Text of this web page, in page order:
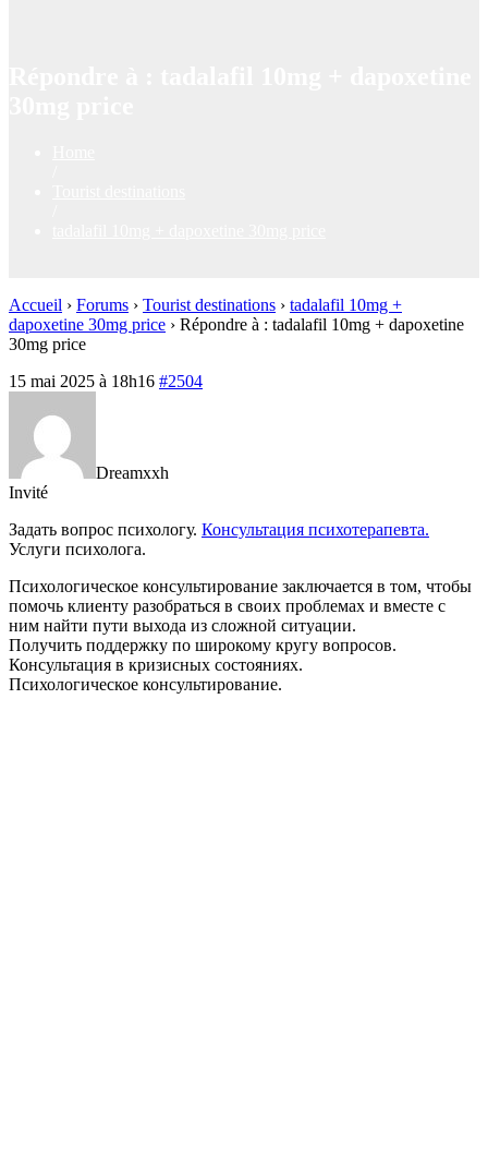
Accueil › Forums › Tourist destinations › tadalafil 10mg +
dapoxetine 30mg price › Répondre à : tadalafil 10mg + dapoxetine
30mg price
15 mai 2025 à 18h16 #2504
Dreamxxh
Invité
Задать вопрос психологу. Консультация психотерапевта.
Услуги психолога.
Психологическое консультирование заключается в том, чтобы
помочь клиенту разобраться в своих проблемах и вместе с
ним найти пути выхода из сложной ситуации.
Получить поддержку по широкому кругу вопросов.
Консультация в кризисных состояниях.
Психологическое консультирование.